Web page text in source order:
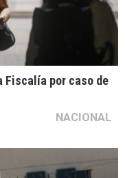
Fiscalía por caso de
NACIONAL